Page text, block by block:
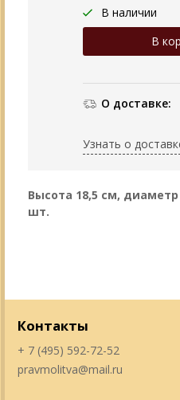
В наличии
О доставке:
Узнать о
Высота 18,5 см, диаметр
шт.
Контакты
+ 7 (495) 592-72-52
pravmolitva@mail.ru